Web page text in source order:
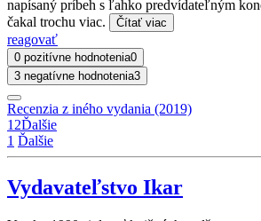
napísaný príbeh s ľahko predvídateľným
čakal trochu viac.
Čítať viac
reagovať
0 pozitívne hodnotenia0
3 negatívne hodnotenia3
Recenzia z iného vydania (2019)
1 2Ďalšie
1 Ďalšie
Vydavateľstvo Ikar